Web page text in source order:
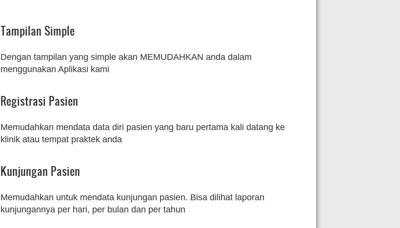
Tampilan Simple
Dengan tampilan yang simple akan MEMUDAHKAN anda dalam
menggunakan Aplikasi kami
Registrasi Pasien
Memudahkan mendata data diri pasien yang baru pertama kali datang ke
klinik atau tempat praktek anda
Kunjungan Pasien
Memudahkan untuk mendata kunjungan pasien. Bisa dilihat laporan
kunjungannya per hari, per bulan dan per tahun